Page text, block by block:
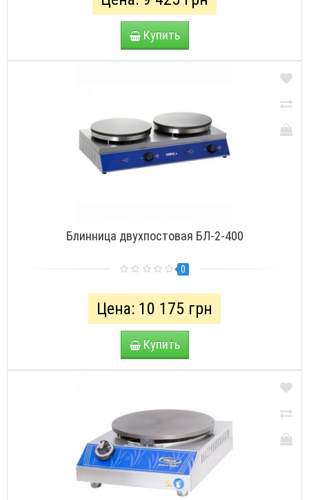
Купить
Блинница двухпостовая БЛ-2-400
0
Цена: 10 175 грн
Купить